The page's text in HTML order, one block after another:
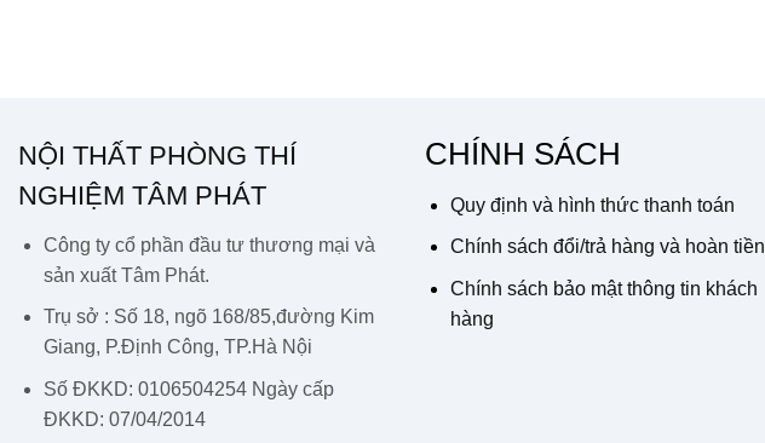
NỘI THẤT PHÒNG THÍ
NGHIỆM TÂM PHÁT
Công ty cổ phần đầu tư thương mại và
sản xuất Tâm Phát.
Trụ sở : Số 18, ngõ 168/85,đường Kim
Giang, P.Định Công, TP.Hà Nội
Số ĐKKD: 0106504254 Ngày cấp
ĐKKD: 07/04/2014
CHÍNH SÁCH
Quy định và hình thức thanh toán
Chính sách đổi/trả hàng và hoàn tiền
Chính sách bảo mật thông tin khách
hàng